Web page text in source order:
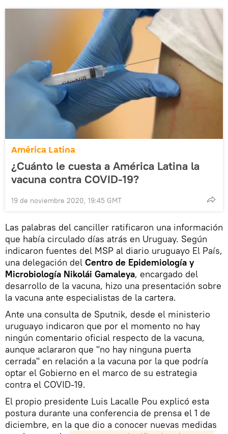
América Latina
¿Cuánto le cuesta a América Latina la
vacuna contra COVID-19?
19 de noviembre 2020, 19:45 GMT
Las palabras del canciller ratificaron una información
que había circulado días atrás en Uruguay. Según
indicaron fuentes del MSP al diario uruguayo El País,
una delegación del Centro de Epidemiología y
Microbiología Nikolái Gamaleya, encargado del
desarrollo de la vacuna, hizo una presentación sobre
la vacuna ante especialistas de la cartera.
Ante una consulta de Sputnik, desde el ministerio
uruguayo indicaron que por el momento no hay
ningún comentario oficial respecto de la vacuna,
aunque aclararon que "no hay ninguna puerta
cerrada" en relación a la vacuna por la que podría
optar el Gobierno en el marco de su estrategia
contra el COVID-19.
El propio presidente Luis Lacalle Pou explicó esta
postura durante una conferencia de prensa el 1 de
diciembre, en la que dio a conocer nuevas medidas